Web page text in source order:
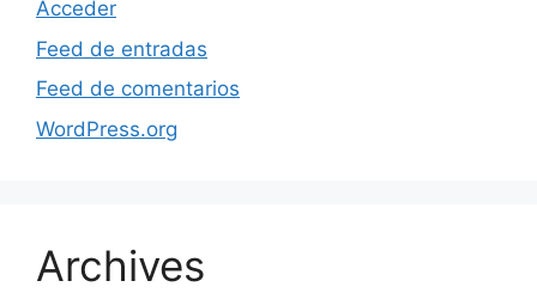
Acceder
Feed de entradas
Feed de comentarios
WordPress.org
Archives